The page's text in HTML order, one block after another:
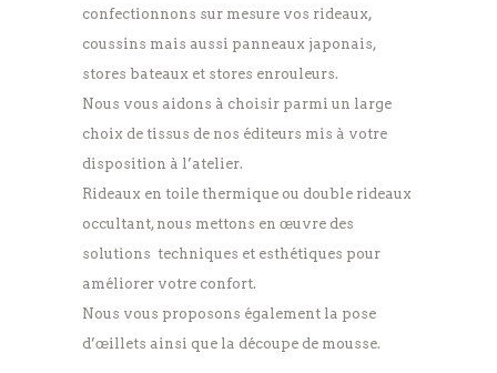
confectionnons sur mesure vos rideaux,
coussins mais aussi panneaux japonais,
stores bateaux et stores enrouleurs.
Nous vous aidons à choisir parmi un large
choix de tissus de nos éditeurs mis à votre
disposition à l’atelier.
Rideaux en toile thermique ou double rideaux
occultant, nous mettons en œuvre des
solutions techniques et esthétiques pour
améliorer votre confort.
Nous vous proposons également la pose
d’œillets ainsi que la découpe de mousse.